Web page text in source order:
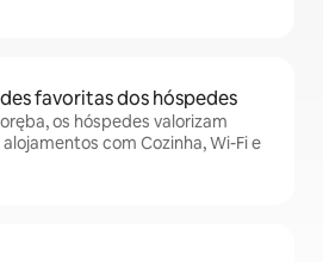
favoritas dos hóspedes
os hóspedes valorizam
com Cozinha, Wi-Fi e